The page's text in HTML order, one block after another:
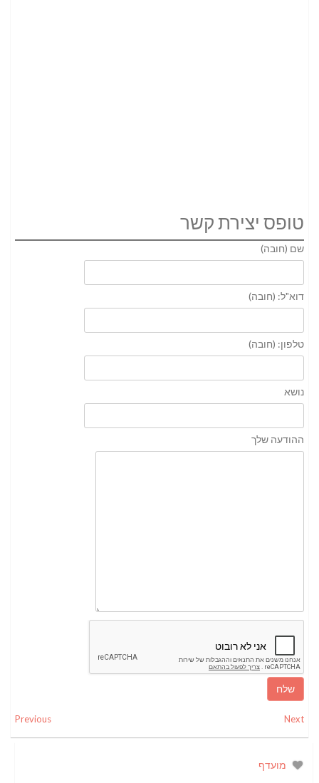
טופס יצירת קשר
שם (חובה)
דוא"ל: (חובה)
טלפון: (חובה)
נושא
ההודעה שלך
Previous Next
מועדף